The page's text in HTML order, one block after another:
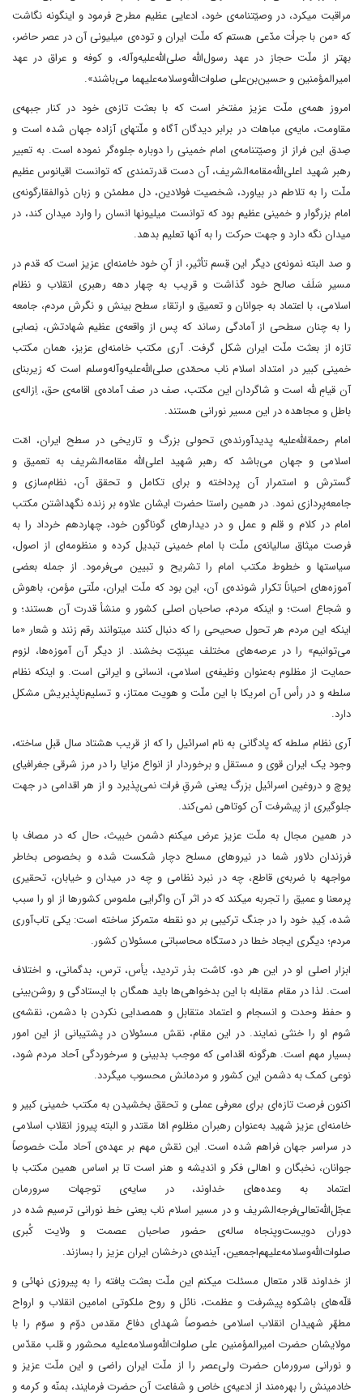
مراقبت میکرد، در وصیّتنامه‌ی خود، ادعایی عظیم مطرح فرمود و اینگونه نگاشت
که «من با جرأت مدّعی هستم که ملّت ایران و توده‌ی میلیونی آن در عصر حاضر،
بهتر از ملّت حجاز در عهد رسول‌الله صلی‌الله‌علیه‌وآله، و کوفه و عراق در عهد
امیرالمؤمنین و حسین‌بن‌علی صلوات‌الله‌وسلامه‌علیهما می‌باشند».
امروز همه‌ی ملّت عزیز مفتخر است که با بعثت تازه‌ی خود در کنار جبهه‌ی
مقاومت، مایه‌ی مباهات در برابر دیدگان آگاه و ملّتهای آزاده جهان شده است و
صِدق این فراز از وصیّتنامه‌ی امام خمینی را دوباره جلوه‌گر نموده است. به تعبیر
رهبر شهید اعلی‌الله‌مقامه‌الشریف، آن دست قدرتمندی که توانست اقیانوس عظیم
ملّت را به تلاطم در بیاورد، شخصیت فولادین، دل مطمئن و زبان ذوالفقارگونه‌ی
امام بزرگوار و خمینی عظیم بود که توانست میلیونها انسان را وارد میدان کند، در
میدان نگه دارد و جهت حرکت را به آنها تعلیم بدهد.
و صد البته نمونه‌ی دیگر این قِسم تأثیر، از آنِ خود خامنه‌ای عزیز است که قدم در
مسیر سَلَف صالح خود گذاشت و قریب به چهار دهه رهبری انقلاب و نظام
اسلامی، با اعتماد به جوانان و تعمیق و ارتقاء سطح بینش و نگرش مردم، جامعه
را به چنان سطحی از آمادگی رساند که پس از واقعه‌‌ی عظیم شهادتش، نِصابی
تازه از بعثت ملّت ایران شکل گرفت. آری مکتب خامنه‌ای عزیز، همان مکتب
خمینی کبیر در امتداد اسلام ناب محمّدی صلی‌الله‌علیه‌وآله‌وسلم است که زیربنای
آن قیامِ لله است و شاگردان این مکتب، صف در صف آماده‌ی اقامه‌ی حق، اِزاله‌ی
باطل و مجاهده در این مسیر نورانی هستند.
امام رحمة‌الله‌علیه پدیدآورنده‌‌ی تحولی بزرگ و تاریخی در سطح ایران، امّت
اسلامی و جهان می‌باشد که رهبر شهید اعلی‌الله مقامه‌الشریف به تعمیق و
گسترش و استمرار آن پرداخته و برای تکامل و تحقق آن، نظام‌سازی و
جامعه‌پردازی نمود. در همین راستا حضرت ایشان علاوه بر زنده نگهداشتن مکتب
امام در کلام و قلم و عمل و در دیدارهای گوناگون خود، چهاردهم خرداد را به
فرصت میثاق سالیانه‌ی ملّت با امام خمینی تبدیل کرده و منظومه‌ای از اصول،
سیاستها و خطوط مکتب امام را تشریح و تبیین می‌فرمود. از جمله بعضی
آموزه‌های احیاناً تکرار شونده‌ی آن، این بود که ملّت ایران، ملّتی مؤمن، باهوش
و شجاع است؛ و اینکه مردم، صاحبان اصلی کشور و منشأ قدرت آن هستند؛ و
اینکه این مردم هر تحول صحیحی را که دنبال کنند میتوانند رقم زنند و شعار «ما
می‌توانیم» را در عرصه‌های مختلف عینیّت بخشند. از دیگر آن آموزه‌ها، لزوم
حمایت از مظلوم به‌عنوان وظیفه‌ی اسلامی، انسانی و ایرانی است. و اینکه نظام
سلطه و در رأس آن امریکا با این ملّت و هویت ممتاز، و تسلیم‌ناپذیریش مشکل
دارد.
آری نظام سلطه که پادگانی به نام اسرائیل را که از قریب هشتاد سال قبل ساخته،
وجود یک ایران قوی و مستقل و برخوردار از انواع مزایا را در مرز شرقی جغرافیای
پوچ و دروغین اسرائیل بزرگ یعنی شرقِ فرات نمی‌پذیرد و از هر اقدامی در جهت
جلوگیری از پیشرفت آن کوتاهی نمی‌کند.
در همین مجال به ملّت عزیز عرض میکنم دشمن خبیث، حال که در مصاف با
فرزندان دلاور شما در نیروهای مسلح دچار شکست شده و بخصوص بخاطر
مواجهه با ضربه‌ی قاطع، چه در نبرد نظامی و چه در میدان و خیابان، تحقیری
پرمعنا و عمیق را تجربه میکند که در اثر آن واگرایی ملموس کشورها از او را سبب
شده، کِیدِ خود را در جنگ ترکیبی بر دو نقطه متمرکز ساخته است: یکی تاب‌آوری
مردم؛ دیگری ایجاد خطا در دستگاه محاسباتی مسئولان کشور.
ابزار اصلی او در این هر دو، کاشت بذر تردید، یأس، ترس، بدگمانی، و اختلاف
است. لذا در مقام مقابله با این بدخواهی‌ها باید همگان با ایستادگی و روشن‌بینی
و حفظ وحدت و انسجام و اعتماد متقابل و همصدایی نکردن با دشمن، نقشه‌ی
شوم او را خنثی نمایند. در این مقام، نقش مسئولان در پشتیبانی از این امور
بسیار مهم است. هرگونه اقدامی که موجب بدبینی و سرخوردگی آحاد مردم شود،
نوعی کمک به دشمن این کشور و مردمانش محسوب میگردد.
اکنون فرصت تازه‌ای برای معرفی عملی و تحقق بخشیدن به مکتب خمینی کبیر و
خامنه‌ای عزیز شهید به‌عنوان رهبران مظلوم امّا مقتدر و البته پیروز انقلاب اسلامی
در سراسر جهان فراهم شده است. این نقش مهم بر عهده‌ی آحاد ملّت خصوصاً
جوانان، نخبگان و اهالی فکر و اندیشه و هنر است تا بر اساس همین مکتب با
اعتماد به وعده‌های خداوند، در سایه‌ی توجهات سرورمان
عجّل‌‌الله‌تعالی‌فرجه‌الشریف و در مسیر اسلام ناب یعنی خط نورانی ترسیم شده در
دوران دویست‌و‌پنجاه ساله‌ی حضور صاحبان عصمت و ولایت کُبری
صلوات‌الله‌وسلامه‌علیهم‌اجمعین، آینده‌ی درخشان ایران عزیز را بسازند.
از خداوند قادر متعال مسئلت میکنم این ملّت بعثت یافته را به پیروزی نهائی و
قلّه‌های باشکوه پیشرفت و عظمت، نائل و روح ملکوتی امامین انقلاب و ارواح
مطهّر شهیدان انقلاب اسلامی خصوصاً شهدای دفاع مقدس دوّم و سوّم را با
مولایشان حضرت امیرالمؤمنین علی صلوات‌الله‌وسلامه‌علیه محشور و قلب مقدّس
و نورانی سرورمان حضرت ولی‌عصر را از ملّت ایران راضی و این ملّت عزیز و
خادمینش را بهره‌مند از ادعیه‌ی خاص و شفاعت آن حضرت فرمایند، بمنّه و کرمه و